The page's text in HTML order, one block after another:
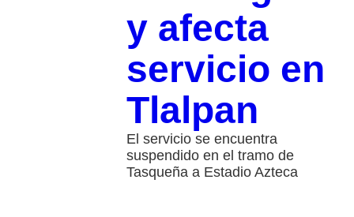
y afecta
servicio en
Tlalpan
El servicio se encuentra
suspendido en el tramo de
Tasqueña a Estadio Azteca